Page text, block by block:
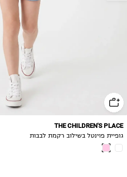
THE CHILDREN'S PLACE
גופיית פוינטל בשילוב רקמת לבבות